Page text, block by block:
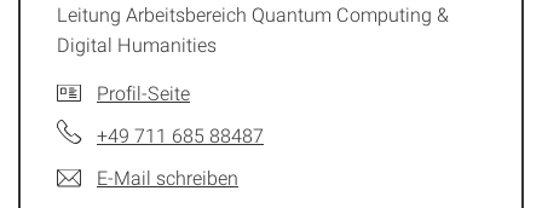
Leitung Arbeitsbereich Quantum Computing &
Digital Humanities
Profil-Seite
+49 711 685 88487
E-Mail schreiben